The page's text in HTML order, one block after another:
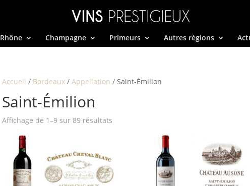
Rhône Champagne Primeurs Autres régions
Accueil / Bordeaux/ Appellation / Saint-Émilion
Saint-Émilion
Affichage de 1–9 sur 89 résultatsTrié